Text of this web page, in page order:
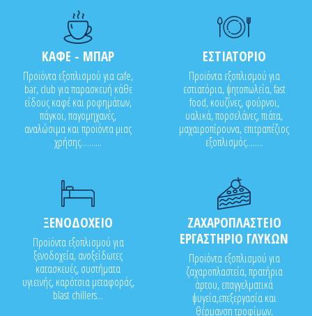
ΚΑΦΕ - ΜΠΑΡ
Προϊόντα εξοπλισμού για cafe,
bar, club για παρασκευή κάθε
είδους καφέ και ροφημάτων,
πάγκοι, παγομηχανές,
αναλώσιμα και προϊόντα μιας
χρήσης..........
ΕΣΤΙΑΤΟΡΙΟ
Προϊόντα εξοπλισμού για
εστιατόρια, ψητοπωλεία, fast
food, κουζίνες, φούρνοι,
υαλικά, πορσελάνες, πιάτα,
μαχαιροπίρουνα, επιτραπέζιος
εξοπλισμός........
ΞΕΝΟΔΟΧΕΙΟ
Προϊόντα εξοπλισμού για
ξενοδοχεία, ανοξείδωτες
κατασκευές, συστήματα
υγιεινής, καρότσια μεταφοράς,
blast chillers...
ΖΑΧΑΡΟΠΛΑΣΤΕΙΟ
ΕΡΓΑΣΤΗΡΙΟ ΓΛΥΚΩΝ
Προϊόντα εξοπλισμού για
ζαχαροπλαστεία, πρατήρια
άρτου, επαγγελματικά
ψυγεία,επεξεργασία και
θέρμανση τροφίμων,